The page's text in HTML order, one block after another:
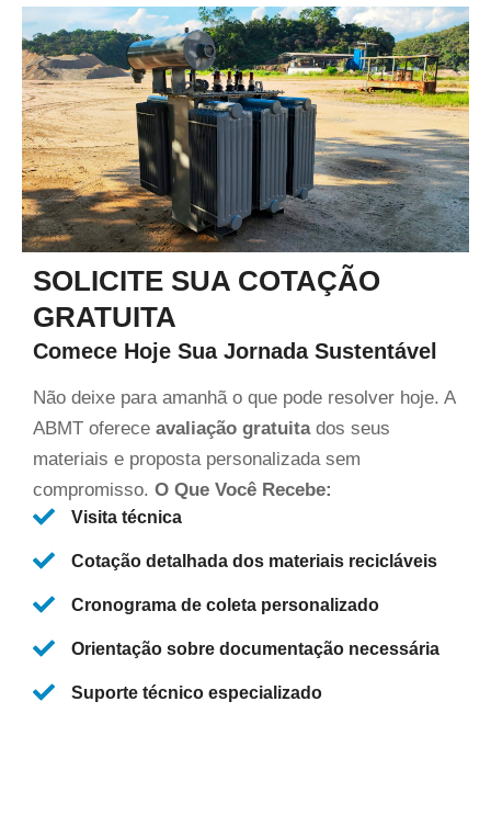
SOLICITE SUA COTAÇÃO
GRATUITA
Comece Hoje Sua Jornada Sustentável
Não deixe para amanhã o que pode resolver hoje. A
ABMT oferece avaliação gratuitados seus
materiais e proposta personalizada sem
compromisso. O Que Você Recebe:
Visita técnica
Cotação detalhada dos materiais recicláveis
Cronograma de coleta personalizado
Orientação sobre documentação necessária
Suporte técnico especializado